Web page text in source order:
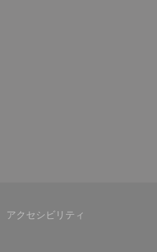
ィンドウで開きます))
アクセシビリティ
((新しいウィンドウで開